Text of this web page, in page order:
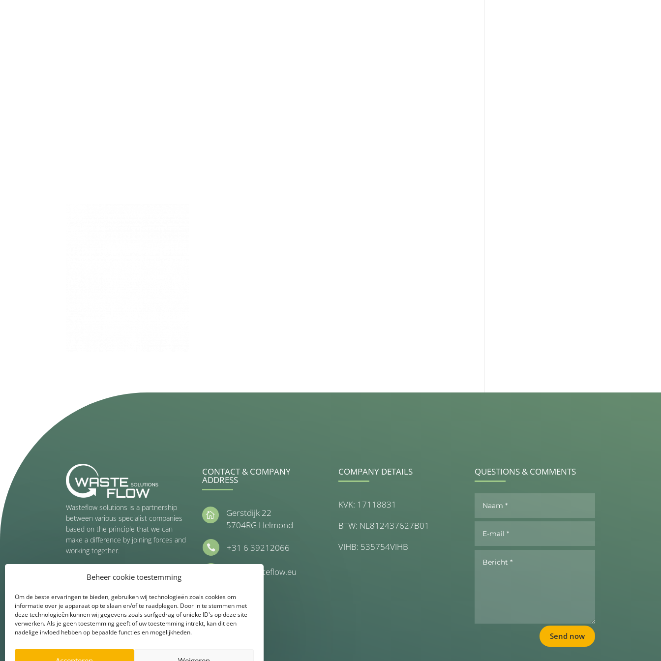
Beheer cookie toestemming
Om de beste ervaringen te bieden, gebruiken wij technologieën zoals cookies om
informatie over je apparaat op te slaan en/of te raadplegen. Door in te stemmen met
deze technologieën kunnen wij gegevens zoals surfgedrag of unieke ID's op deze site
verwerken. Als je geen toestemming geeft of uw toestemming intrekt, kan dit een
nadelige invloed hebben op bepaalde functies en mogelijkheden.
Wasteflow solutions is a partnership
between various specialist companies
based on the principle that we can
make a difference by joining forces and
working together.
CONTACT & COMPANY
ADDRESS

Gerstdijk 22
5704RG Helmond
 +31 6 39212066
info@wasteflow.eu
COMPANY DETAILS
KVK: 17118831
BTW: NL812437627B01
VIHB: 535754VIHB
QUESTIONS & COMMENTS
Send now